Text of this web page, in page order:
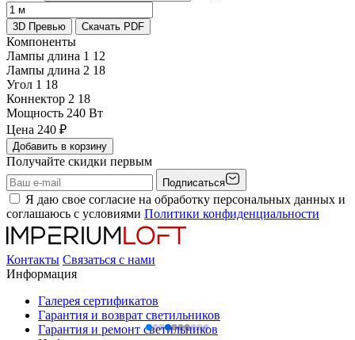
3D Превью Скачать PDF
Компоненты
Лампы длина 1 12
Лампы длина 2 18
Угол 1 18
Коннектор 2 18
Мощность 240 Вт
Цена 240 ₽
Добавить в корзину
Получайте скидки первым
Подписаться
Я даю свое согласие на обработку персональных данных и
соглашаюсь с условиями Политики конфиденциальности
Контакты Связаться с нами
Информация
Галерея сертификатов
Гарантия и возврат светильников
Гарантия и ремонт светильников